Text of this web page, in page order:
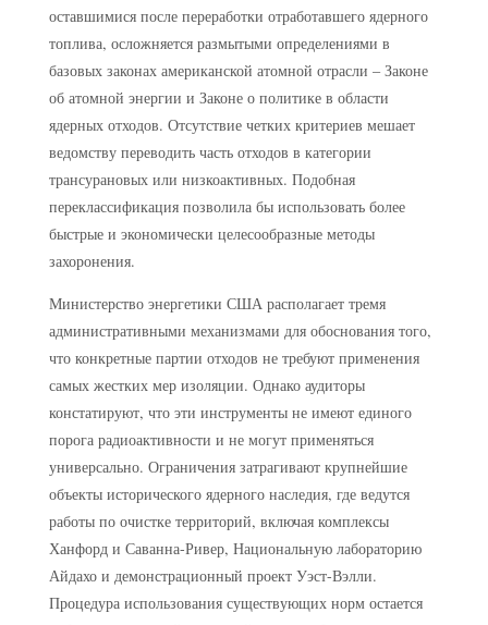
оставшимися после переработки отработавшего ядерного
топлива, осложняется размытыми определениями в
базовых законах американской атомной отрасли – Законе
об атомной энергии и Законе о политике в области
ядерных отходов. Отсутствие четких критериев мешает
ведомству переводить часть отходов в категории
трансурановых или низкоактивных. Подобная
переклассификация позволила бы использовать более
быстрые и экономически целесообразные методы
захоронения.
Министерство энергетики США располагает тремя
административными механизмами для обоснования того,
что конкретные партии отходов не требуют применения
самых жестких мер изоляции. Однако аудиторы
констатируют, что эти инструменты не имеют единого
порога радиоактивности и не могут применяться
универсально. Ограничения затрагивают крупнейшие
объекты исторического ядерного наследия, где ведутся
работы по очистке территорий, включая комплексы
Ханфорд и Саванна-Ривер, Национальную лабораторию
Айдахо и демонстрационный проект Уэст-Вэлли.
Процедура использования существующих норм остается